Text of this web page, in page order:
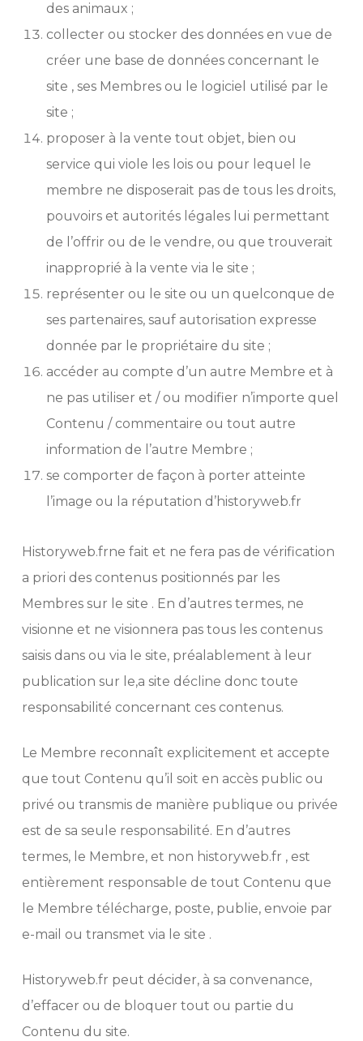
des animaux ;
collecter ou stocker des données en vue de
créer une base de données concernant le
site , ses Membres ou le logiciel utilisé par le
site ;
proposer à la vente tout objet, bien ou
service qui viole les lois ou pour lequel le
membre ne disposerait pas de tous les droits,
pouvoirs et autorités légales lui permettant
de l’offrir ou de le vendre, ou que trouverait
inapproprié à la vente via le site ;
représenter ou le site ou un quelconque de
ses partenaires, sauf autorisation expresse
donnée par le propriétaire du site ;
accéder au compte d’un autre Membre et à
ne pas utiliser et / ou modifier n’importe quel
Contenu / commentaire ou tout autre
information de l’autre Membre ;
se comporter de façon à porter atteinte
l’image ou la réputation d’historyweb.fr
Historyweb.frne fait et ne fera pas de vérification
a priori des contenus positionnés par les
Membres sur le site . En d’autres termes, ne
visionne et ne visionnera pas tous les contenus
saisis dans ou via le site, préalablement à leur
publication sur le,a site décline donc toute
responsabilité concernant ces contenus.
Le Membre reconnaît explicitement et accepte
que tout Contenu qu’il soit en accès public ou
privé ou transmis de manière publique ou privée
est de sa seule responsabilité. En d’autres
termes, le Membre, et non historyweb.fr , est
entièrement responsable de tout Contenu que
le Membre télécharge, poste, publie, envoie par
e-mail ou transmet via le site .
Historyweb.fr peut décider, à sa convenance,
d’effacer ou de bloquer tout ou partie du
Contenu du site.